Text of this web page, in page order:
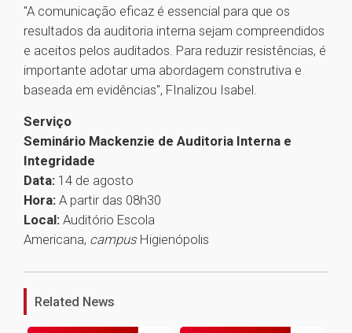
"A comunicação eficaz é essencial para que os
resultados da auditoria interna sejam compreendidos
e aceitos pelos auditados. Para reduzir resistências, é
importante adotar uma abordagem construtiva e
baseada em evidências", FInalizou Isabel.
Serviço
Seminário Mackenzie de Auditoria Interna e
Integridade
Data: 14 de agosto
Hora: A partir das 08h30
Local: Auditório Escola
Americana, campus Higienópolis
1
Related News